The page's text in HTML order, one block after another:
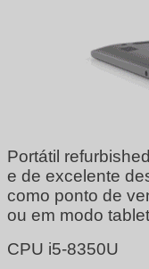
Portátil
e de excelente
como ponto de
ou em modo
CPU i5-8350U